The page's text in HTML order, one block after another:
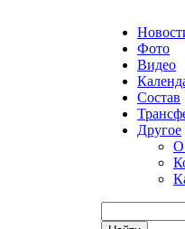
Фото
Видео
Состав
Другое
О